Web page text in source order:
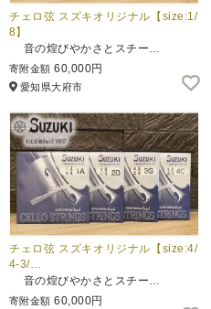
チェロ弦 スズキオリジナル【size:1/
8】
音の煌びやかさとスチー…
寄附金額 60,000円
愛知県大府市
チェロ弦 スズキオリジナル【size:4/
4-3/…
音の煌びやかさとスチー…
寄附金額 60,000円